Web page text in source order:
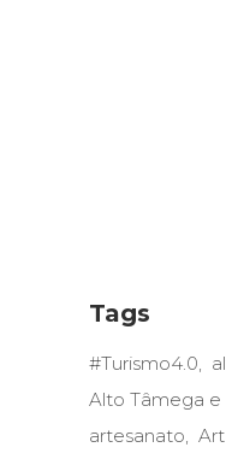
Tags
#Turismo4.0
Alto Tâmega e
artesanato